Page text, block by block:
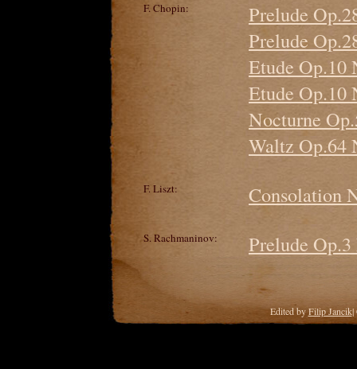
F. Chopin:
Prelude
Prelude
Etude Op.10
Etude Op.10
Nocturne
Waltz Op.64
F. Liszt: Consolation
S. Rachmaninov: Prelude
Edited byFilip Jancik|